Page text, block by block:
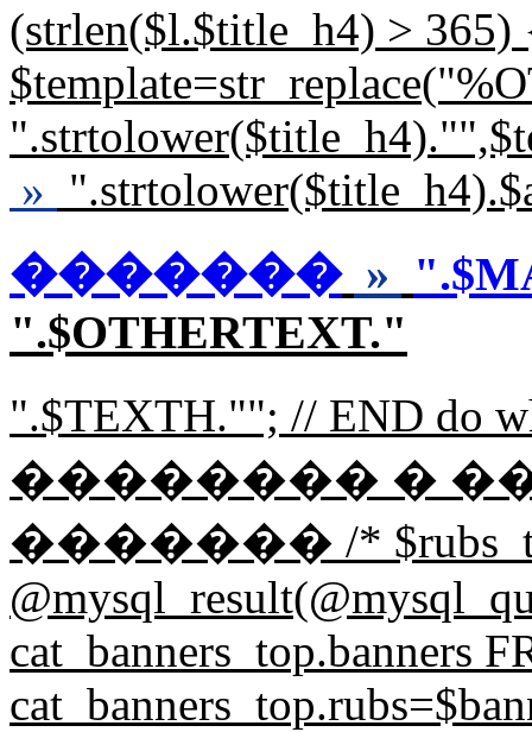
(strlen($l.$title_h4) >
»
������� »
".$OTHERTEXT."
".$TEXTH.""; // END
�������� �
������� /*
cat_banners_top.banners